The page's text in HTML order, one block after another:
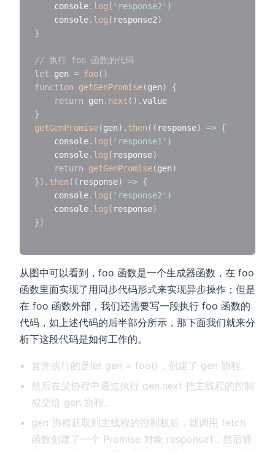
    console
. log ( 'response2' )
    console
. log ( response2)
}
// 执行 foo 函数的代码
let gen = foo( )
function
getGenPromise(gen)
{
return gen . next ( ) .
}
getGenPromise(gen) . then ( ( response) => {
    console
. log ( 'response1' )
    console
. log ( response)
return
getGenPromise(gen)
}) . then ( ( response) => {
    console
. log ( 'response2' )
    console
. log ( response)
})
从图中可以看到，foo 函数是一个生成器函数，在 foo
函数里面实现了用同步代码形式来实现异步操作；但是
在 foo 函数外部，我们还需要写一段执行 foo 函数的
代码，如上述代码的后半部分所示，那下面我们就来分
析下这段代码是如何工作的。
首先执行的是let gen = foo()，创建了 gen 协程。
然后在父协程中通过执行 gen.next 把主线程的控制
权交给 gen 协程。
gen 协程获取到主线程的控制权后，就调用 fetch
函数创建了一个 Promise 对象 response1，然后通